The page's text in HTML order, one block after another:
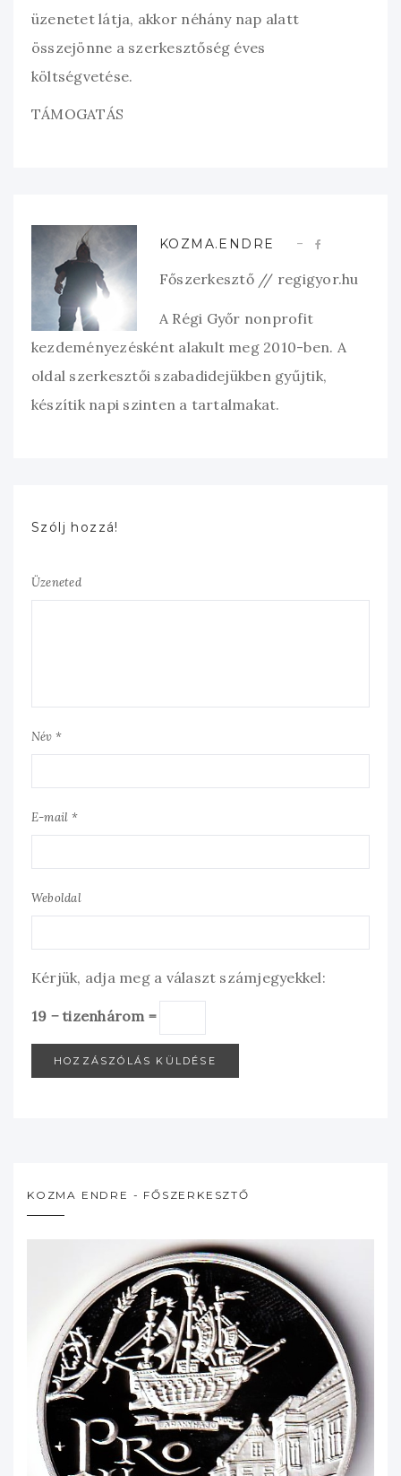
üzenetet látja, akkor néhány nap alatt
összejönne a szerkesztőség éves
költségvetése.
TÁMOGATÁS
KOZMA.ENDRE
Főszerkesztő // regigyor.hu
A Régi Győr nonprofit
kezdeményezésként alakult meg 2010-ben. A
oldal szerkesztői szabadidejükben gyűjtik,
készítik napi szinten a tartalmakat.
Szólj hozzá!
Üzeneted
Név *
E-mail *
Weboldal
Kérjük, adja meg a választ számjegyekkel:
19 − tizenhárom =
KOZMA ENDRE - FŐSZERKESZTŐ